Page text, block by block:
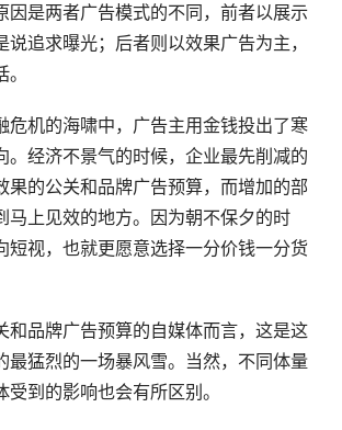
因是两者广告模式的不同，前者以展示
说追求曝光；后者则以效果广告为主，
危机的海啸中，广告主用金钱投出了寒
。经济不景气的时候，企业最先削减的
果的公关和品牌广告预算，而增加的部
马上见效的地方。因为朝不保夕的时
短视，也就更愿意选择一分价钱一分货
和品牌广告预算的自媒体而言，这是这
最猛烈的一场暴风雪。当然，不同体量
到的影响也会有所区别。